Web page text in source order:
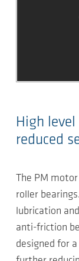
High
reduced
The PM
roller
lubrication
anti-friction
designed for